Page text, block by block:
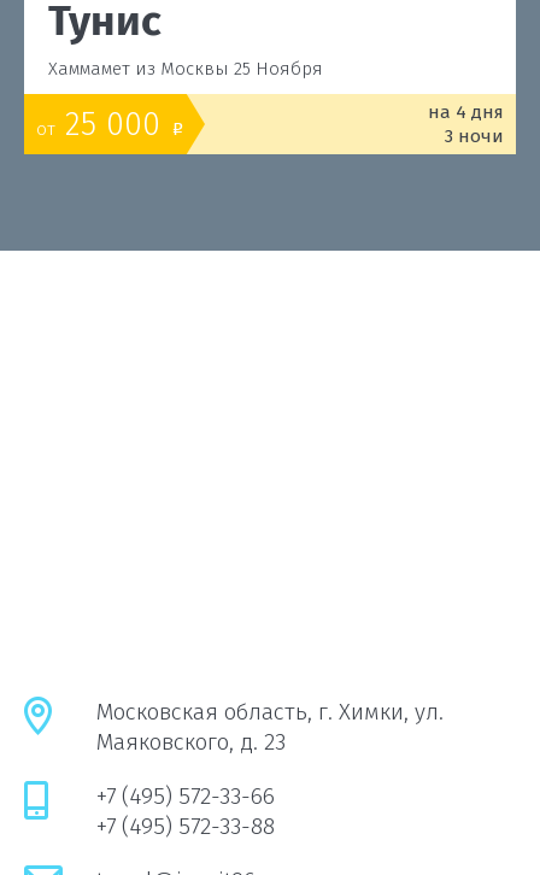
Тунис
Хаммамет из Москвы 25 Ноября
от 25 000 o
на 4 дня
3 ночи
Московская область, г. Химки, ул.
Маяковского, д. 23
+7 (495) 572-33-66
+7 (495) 572-33-88